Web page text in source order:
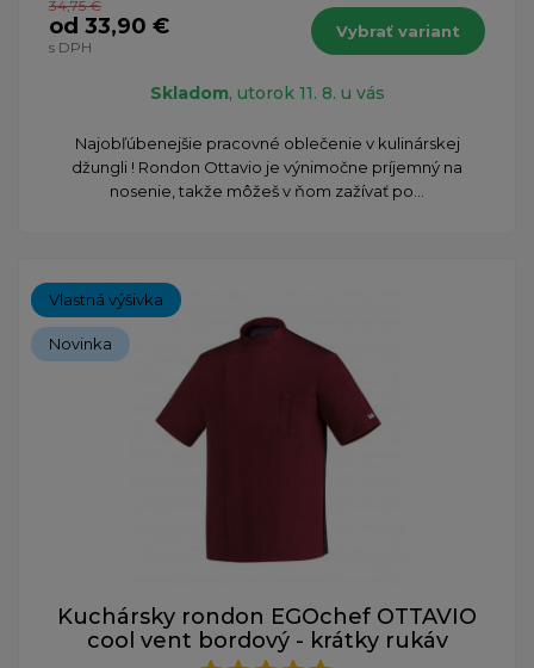
34,75 €
od 33,90 €
s DPH
Vybrať variant
Skladom, utorok 11. 8. u vás
Najobľúbenejšie pracovné oblečenie v kulinárskej
džungli ! Rondon Ottavio je výnimočne príjemný na
nosenie, takže môžeš v ňom zažívať po...
Vlastná výšivka
Novinka
Kuchársky rondon EGOchef OTTAVIO
cool vent bordový - krátky rukáv